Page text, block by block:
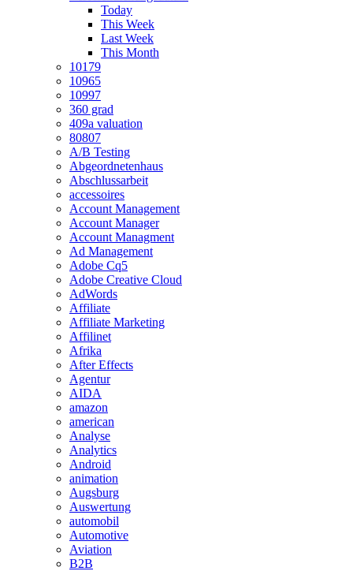
Today
This Week
Last Week
This Month
10179
10965
10997
360 grad
409a valuation
80807
A/B Testing
Abgeordnetenhaus
Abschlussarbeit
accessoires
Account Management
Account Manager
Account Managment
Ad Management
Adobe Cq5
Adobe Creative Cloud
AdWords
Affiliate
Affiliate Marketing
Affilinet
Afrika
After Effects
Agentur
AIDA
amazon
american
Analyse
Analytics
Android
animation
Augsburg
Auswertung
automobil
Automotive
Aviation
B2B